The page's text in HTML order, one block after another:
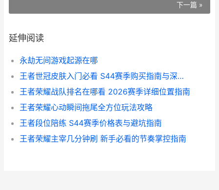
下一篇 »
延伸阅读
永劫无间游戏起源在哪
王者世冠皮肤入门必看 S44赛季购买指南与深度解析
王者荣耀战队排名在哪看 2026赛季详细位置指南
王者荣耀心动瞬间拖尾全方位玩法攻略
王者段位陪练 S44赛季价格表与避坑指南
王者荣耀主宰几分钟刷 新手必看的节奏掌控指南